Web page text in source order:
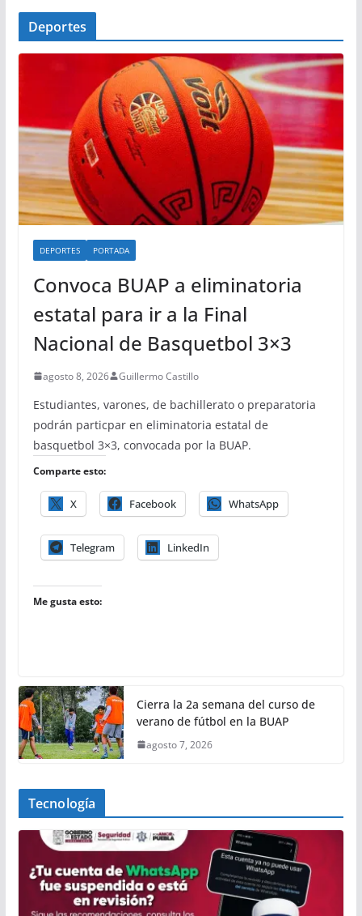
Deportes
DEPORTES PORTADA
Convoca BUAP a eliminatoria
estatal para ir a la Final
Nacional de Basquetbol 3×3
agosto 8, 2026 Guillermo Castillo
Estudiantes, varones, de bachillerato o preparatoria
podrán particpar en eliminatoria estatal de
basquetbol 3×3, convocada por la BUAP.
Comparte esto:
X Facebook WhatsApp
Telegram LinkedIn
Me gusta esto:
Cierra la 2a semana del curso de
verano de fútbol en la BUAP
agosto 7, 2026
Tecnología